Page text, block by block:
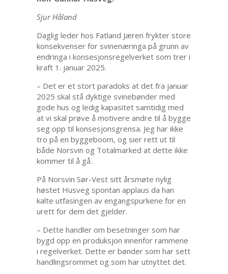
Sjur Håland
Daglig leder hos Fatland Jæren frykter store
konsekvenser for svinenæringa på grunn av
endringa i konsesjonsregelverket som trer i
kraft 1. januar 2025.
– Det er et stort paradoks at det fra januar
2025 skal stå dyktige svinebønder med
gode hus og ledig kapasitet samtidig med
at vi skal prøve å motivere andre til å bygge
seg opp til konsesjonsgrensa. Jeg har ikke
tro på en byggeboom, og sier rett ut til
både Norsvin og Totalmarked at dette ikke
kommer til å gå.
På Norsvin Sør-Vest sitt årsmøte nylig
høstet Husveg spontan applaus da han
kalte utfasingen av engangspurkene for en
urett for dem det gjelder.
– Dette handler om besetninger som har
bygd opp en produksjon innenfor rammene
i regelverket. Dette er bønder som har sett
handlingsrommet og som har utnyttet det.